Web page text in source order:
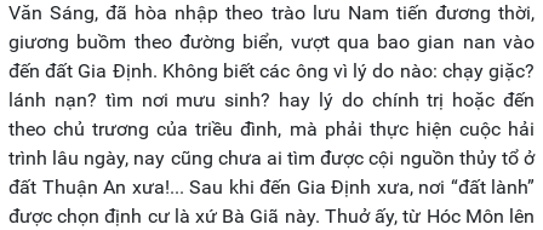
Văn Sáng, đã hòa nhập theo trào lưu Nam tiến đương thời,
giương buồm theo đường biển, vượt qua bao gian nan vào
đến đất Gia Định. Không biết các ông vì lý do nào: chạy giặc?
lánh nạn? tìm nơi mưu sinh? hay lý do chính trị hoặc đến
theo chủ trương của triều đình, mà phải thực hiện cuộc hải
trình lâu ngày, nay cũng chưa ai tìm được cội nguồn thủy tổ ở
đất Thuận An xưa!... Sau khi đến Gia Định xưa, nơi “đất lành”
được chọn định cư là xứ Bà Giã này. Thuở ấy, từ Hóc Môn lên